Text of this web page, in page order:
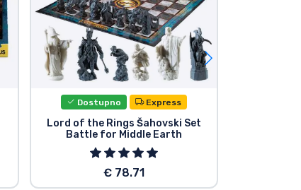
Dostupno Express
Lord of the Rings Šahovski Set
Battle for Middle Earth
€ 78.71